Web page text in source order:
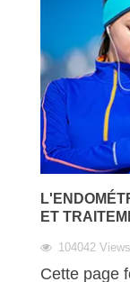
ET
104042 Views
Cette page